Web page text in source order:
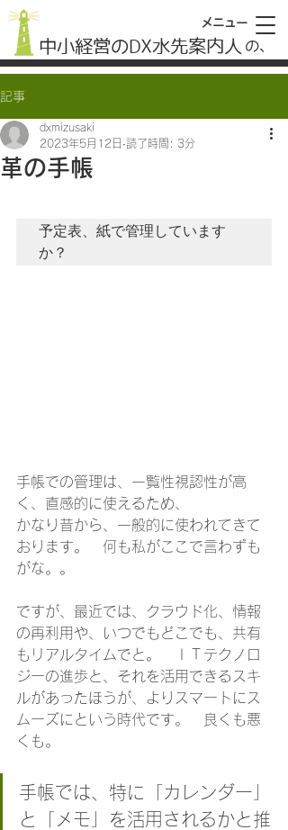
中小経営のDX水先案内人 ​の、
メニュー
記事
革の手帳
dxmizusaki
2023年5月12日 読了時間: 3分
予定表、紙で管理しています
か？
手帳での管理は、一覧性視認性が高
く、直感的に使えるため、
かなり昔から、一般的に使われてきて
おります。　何も私がここで言わずも
がな。。
ですが、最近では、クラウド化、情報
の再利用や、いつでもどこでも、共有
もリアルタイムでと。　ＩＴテクノロ
ジーの進歩と、それを活用できるスキ
ルがあったほうが、よりスマートにス
ムーズにという時代です。　良くも悪
くも。
手帳では、特に「カレンダー」
と「メモ」を活用されるかと推